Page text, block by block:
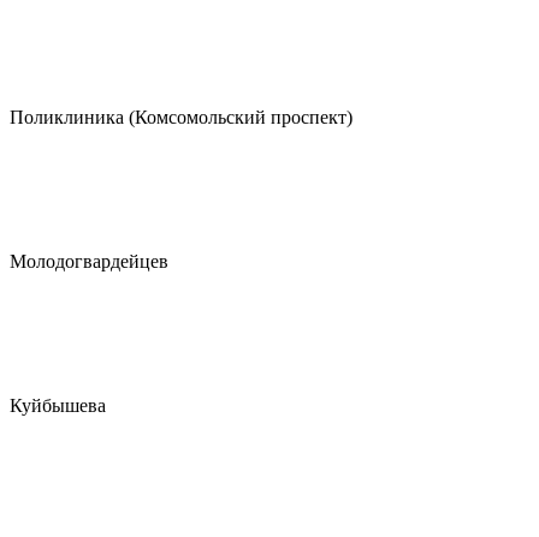
Поликлиника (Комсомольский проспект)
Молодогвардейцев
Куйбышева